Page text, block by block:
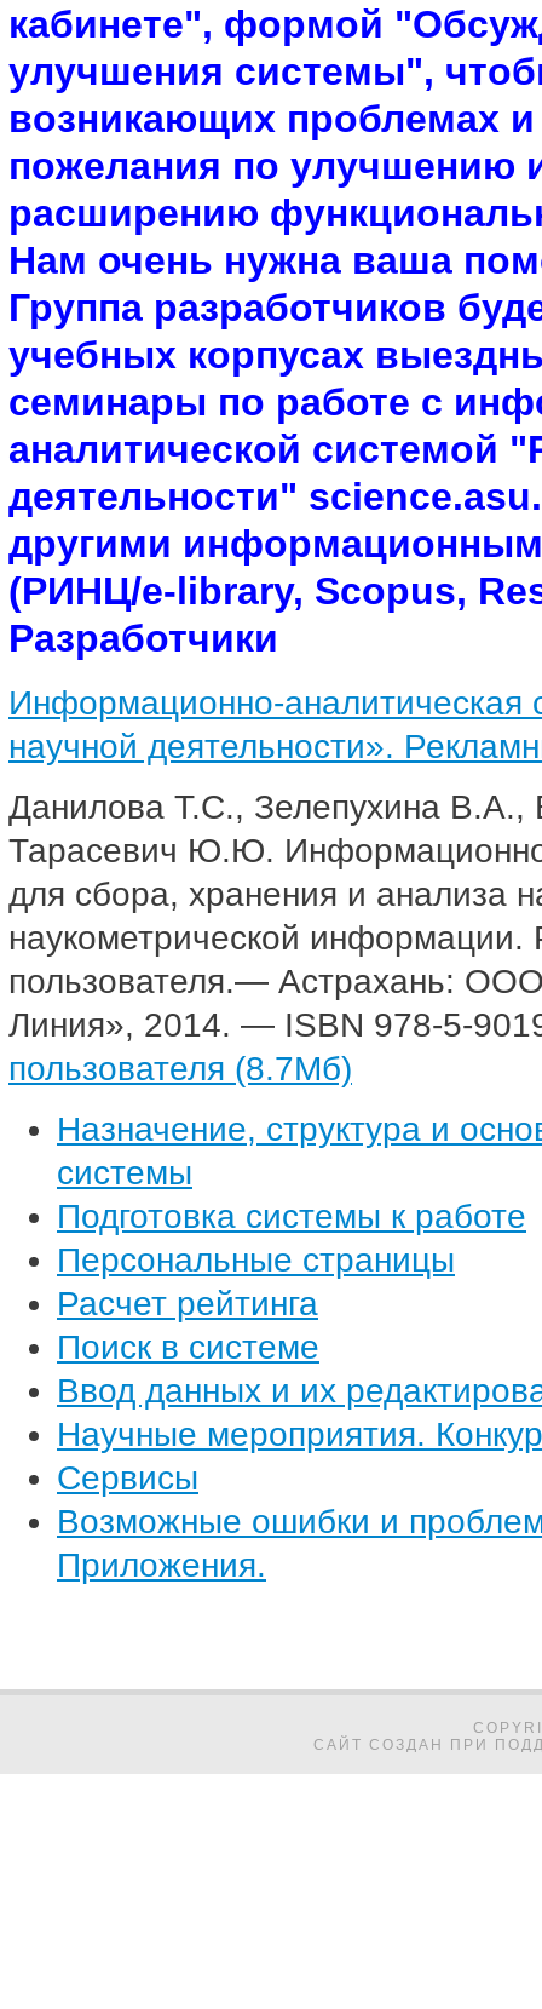
кабинете", формой
улучшения системы",
возникающих проблемах и
пожелания по улучшению
расширению
Нам очень нужна ваша
Группа разработчиков
учебных корпусах
семинары по работе с
аналитической системой
деятельности"
другими
(РИНЦ/e-library, Scopus,
Разработчики
Информационно-аналитическая
научной деятельности».
Данилова Т.С., Зелепухина В.А.,
Тарасевич Ю.Ю.
для сбора, хранения и анализа
наукометрической информации.
пользователя.— Астрахань:
Линия», 2014. — ISBN 978-5-
пользователя (8.7Мб)
Назначение, структура и
системы
Подготовка системы к работе
Персональные страницы
Расчет рейтинга
Поиск в системе
Ввод данных и их
Научные мероприятия.
Сервисы
Возможные ошибки и
Приложения.
САЙТ СОЗДАН ПРИ